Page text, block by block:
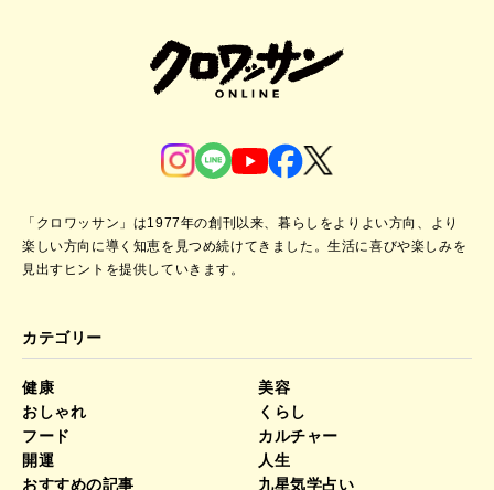
「クロワッサン」は1977年の創刊以来、暮らしをよりよい方向、より
楽しい方向に導く知恵を見つめ続けてきました。生活に喜びや楽しみを
見出すヒントを提供していきます。
カテゴリー
健康
美容
おしゃれ
くらし
フード
カルチャー
開運
人生
おすすめの記事
九星気学占い